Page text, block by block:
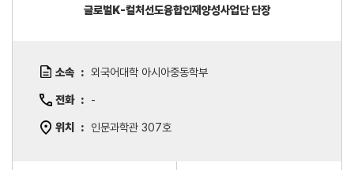
글로벌K-컬처선도융합인재양성사업단 단장
소속 외국어대학 아시아중동학부
전화 -
위치 인문과학관 307호